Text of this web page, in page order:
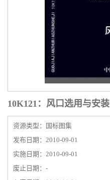
10K121：风口选用与安装
资源类型：国标图集
发布日期：2010-09-01
实施日期：2010-09-01
废止日期：-